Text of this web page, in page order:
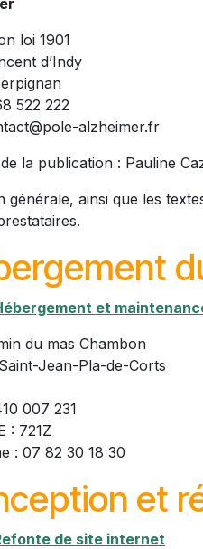
loi 1901
d’Indy
522 222
alzheimer.fr
la publication : Pauline
générale, ainsi que les
et
du mas Chambon
Jean-Pla-de-Corts
007 231
: 721Z
: 07 82 30 18 30
et
de site internet